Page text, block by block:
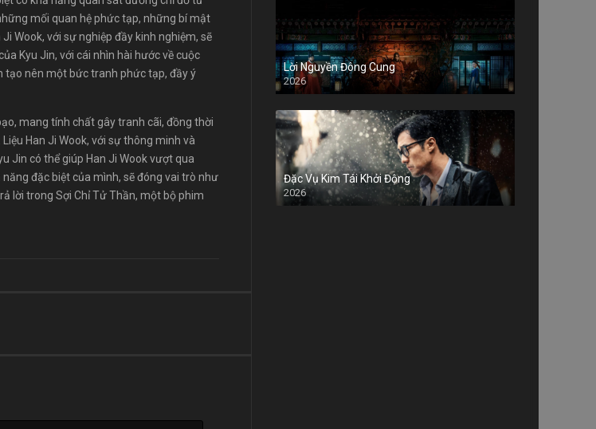
mối quan hệ phức tạp, những bí mật
Wook, với sự nghiệp đầy kinh nghiệm, sẽ
Kyu Jin, với cái nhìn hài hước về cuộc
tạo nên một bức tranh phức tạp, đầy ý
mang tính chất gây tranh cãi, đồng thời
Han Ji Wook, với sự thông minh và
Jin có thể giúp Han Ji Wook vượt qua
đặc biệt của mình, sẽ đóng vai trò như
lời trong Sợi Chỉ Tử Thần, một bộ phim
Lời Nguyền Đông Cung
2026
Đặc Vụ Kim Tái Khởi Động
2026